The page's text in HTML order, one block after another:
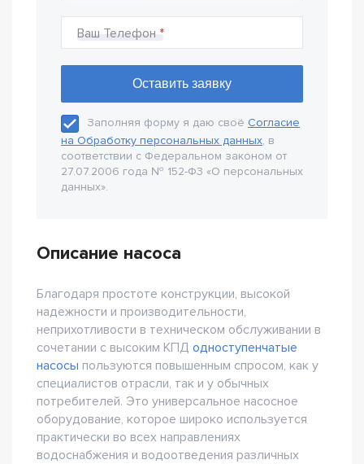
Ваш Телефон
Заполняя форму я даю своё Согласие
на Обработку персональных данных, в
соответствии с Федеральном законом от
27.07.2006 года № 152-Ф3 «О персональных
данных».
Описание насоса
Благодаря простоте конструкции, высокой
надежности и производительности,
неприхотливости в техническом обслуживании в
сочетании с высоким КПД одноступенчатые
насосы пользуются повышенным спросом, как у
специалистов отрасли, так и у обычных
потребителей. Это универсальное насосное
оборудование, которое широко используется
практически во всех направлениях
водоснабжения и водоотведения различных